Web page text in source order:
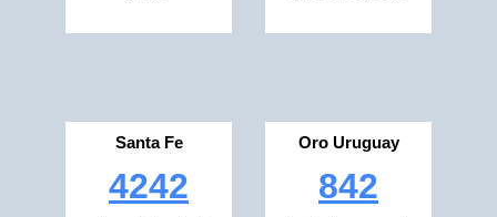
Santa Fe
4242
Oro Uruguay
842